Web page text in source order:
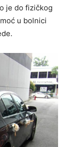
je do fizičkog
u bolnici